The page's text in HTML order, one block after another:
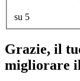
su 5
Grazie, il
migliorare